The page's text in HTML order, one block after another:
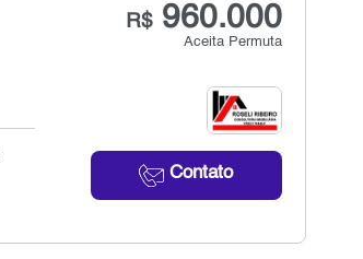
R$960.000
Aceita Permuta
Contato